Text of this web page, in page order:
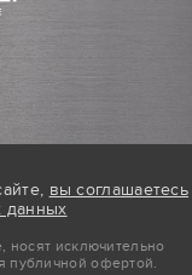
вы соглашаетесь
данных
носят исключительно
публичной офертой.